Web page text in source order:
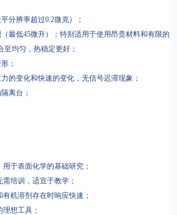
分辨率超过0.2微克）；
最低45微升）；特别适用于使用昂贵材料和有限的
均匀，热稳定更好；
；
的变化和快速的变化，无信号迟滞现象；
离台；
于表面化学的基础研究；
培训，适宜于教学；
机溶剂存在时响应快速；
想工具；